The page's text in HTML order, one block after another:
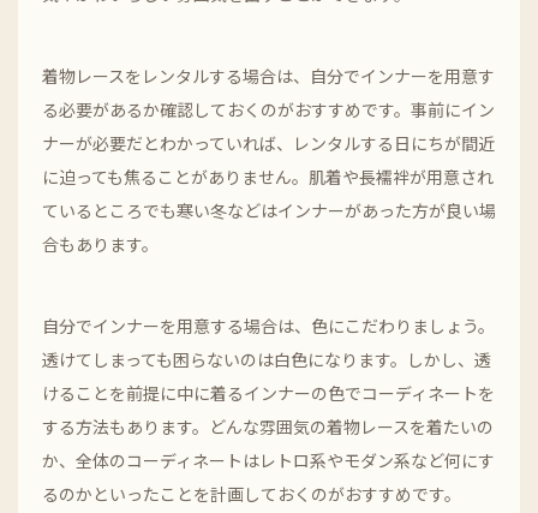
着物レースをレンタルする場合は、自分でインナーを用意す
る必要があるか確認しておくのがおすすめです。事前にイン
ナーが必要だとわかっていれば、レンタルする日にちが間近
に迫っても焦ることがありません。肌着や長襦袢が用意され
ているところでも寒い冬などはインナーがあった方が良い場
合もあります。
自分でインナーを用意する場合は、色にこだわりましょう。
透けてしまっても困らないのは白色になります。しかし、透
けることを前提に中に着るインナーの色でコーディネートを
する方法もあります。どんな雰囲気の着物レースを着たいの
か、全体のコーディネートはレトロ系やモダン系など何にす
るのかといったことを計画しておくのがおすすめです。